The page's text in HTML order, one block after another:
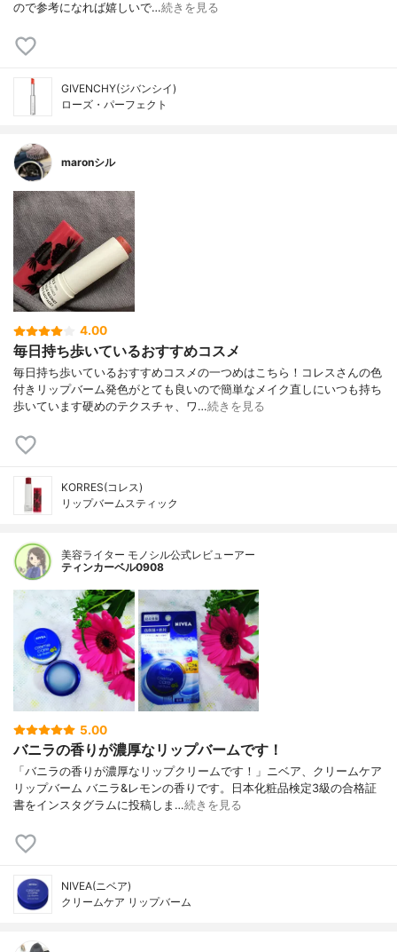
ので参考になれば嬉しいで…続きを見る
GIVENCHY(ジバンシイ)
ローズ・パーフェクト
maronシル
4.00
毎日持ち歩いているおすすめコスメ
毎日持ち歩いているおすすめコスメの一つめはこちら！コレスさんの色
付きリップバーム発色がとても良いので簡単なメイク直しにいつも持ち
歩いています硬めのテクスチャ、ワ…続きを見る
KORRES(コレス)
リップバームスティック
美容ライター モノシル公式レビューアー
ティンカーベル0908
5.00
バニラの香りが濃厚なリップバームです！
「バニラの香りが濃厚なリップクリームです！」ニベア、クリームケア
リップバーム バニラ&レモンの香りです。日本化粧品検定3級の合格証
書をインスタグラムに投稿しま…続きを見る
NIVEA(ニベア)
クリームケア リップバーム